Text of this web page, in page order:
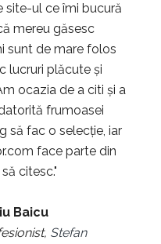
site-ul ce îmi bucură
mereu găsesc
sunt de mare folos
lucruri plăcute și
ocazia de a citi și a
frumoasei
să fac o selecție, iar
face parte din
citesc."
Baicu
Stefan